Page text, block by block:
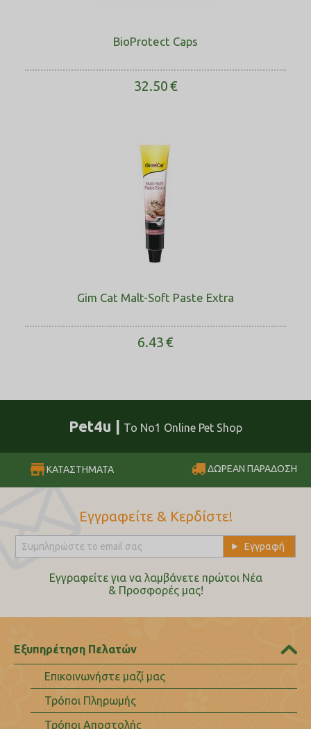
BioProtect Caps
32.50€
Gim Cat Malt-Soft Paste Extra
6.43€
Pet4u | Το No1 Online Pet Shop
ΚΑΤΑΣΤΗΜΑΤΑ ΔΩΡΕΑΝ ΠΑΡΑΔΟΣΗ
Εγγραφείτε & Κερδίστε!
Εγγραφείτε για να λαμβάνετε πρώτοι Nέα
& Προσφορές μας!
Εξυπηρέτηση Πελατών
Επικοινωνήστε μαζί μας
Τρόποι Πληρωμής
Τρόποι Αποστολής